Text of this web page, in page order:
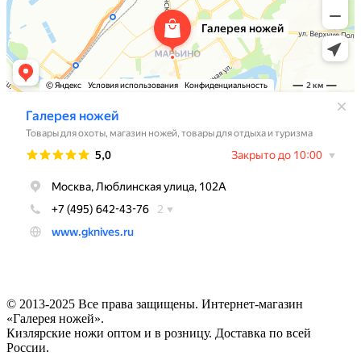
© 2013-2025 Все права защищены. Интернет-магазин
«Галерея ножей».
Кизлярские ножи оптом и в розницу. Доставка по всей
России.